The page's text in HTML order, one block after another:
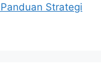
Strategi